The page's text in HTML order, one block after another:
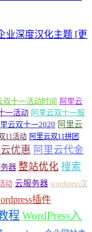
业深度汉化主题 [更
双十一活动时间 阿里云
一活动 阿里云双十一服
云双十一2020 阿里云
11活动 阿里云双11拼团
优惠 阿里云代金
器 整站优化 搜索
动 云服务器 wordpress汉
插件
程WordPress入